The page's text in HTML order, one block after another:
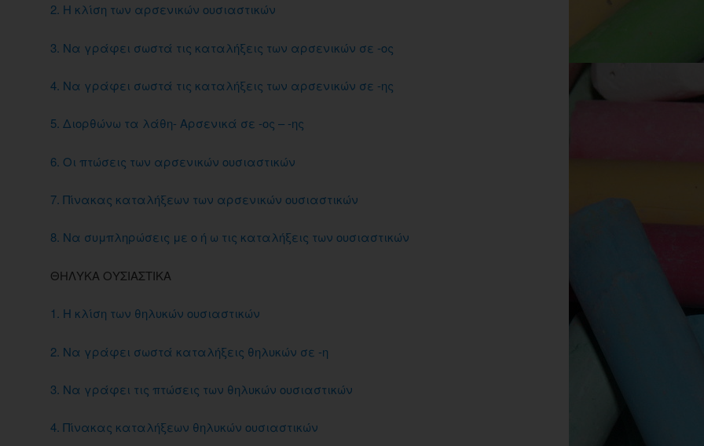
2. Η κλίση των αρσενικών ουσιαστικών
3. Να γράφει σωστά τις καταλήξεις των αρσενικών σε -ος
4. Να γράφει σωστά τις καταλήξεις των αρσενικών σε -ης
5. Διορθώνω τα λάθη- Αρσενικά σε -ος – -ης
6. Οι πτώσεις των αρσενικών ουσιαστικών
7. Πίνακας καταλήξεων των αρσενικών ουσιαστικών
8. Να συμπληρώσεις με ο ή ω τις καταλήξεις των ουσιαστικών
ΘΗΛΥΚΑ ΟΥΣΙΑΣΤΙΚΑ
1. Η κλίση των θηλυκών ουσιαστικών
2. Να γράφει σωστά καταλήξεις θηλυκών σε -η
3. Να γράφει τις πτώσεις των θηλυκών ουσιαστικών
4. Πίνακας καταλήξεων θηλυκών ουσιαστικών